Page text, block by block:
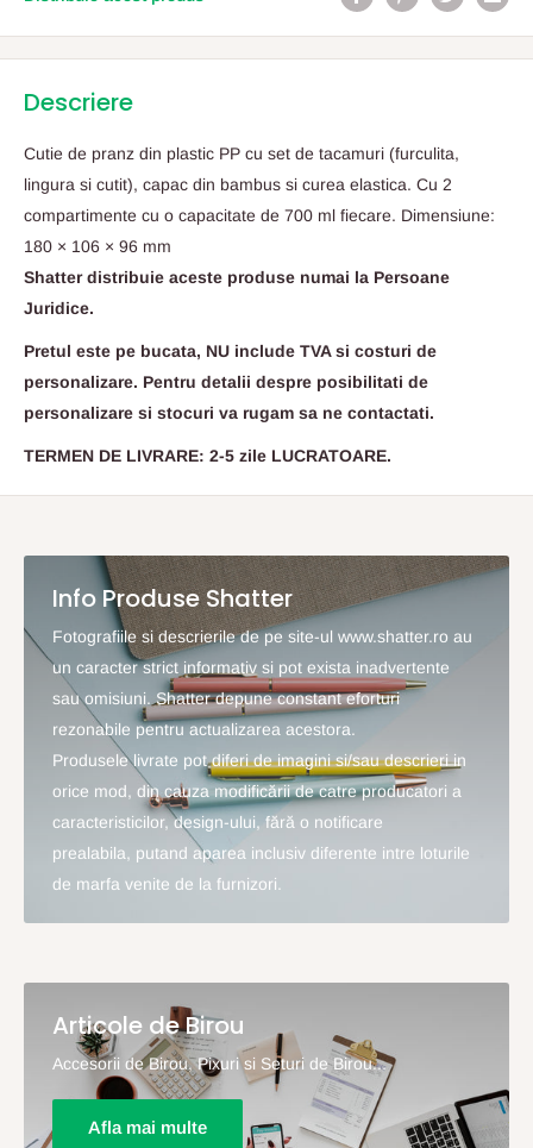
Descriere
Cutie de pranz din plastic PP cu set de tacamuri (furculita,
lingura si cutit), capac din bambus si curea elastica. Cu 2
compartimente cu o capacitate de 700 ml fiecare. Dimensiune:
180 × 106 × 96 mm
Shatter distribuie aceste produse numai la Persoane
Juridice.
Pretul este pe bucata, NU include TVA si costuri de
personalizare. Pentru detalii despre posibilitati de
personalizare si stocuri va rugam sa ne contactati.
TERMEN DE LIVRARE: 2-5 zile LUCRATOARE.
Info Produse Shatter
Fotografiile si descrierile de pe site-ul www.shatter.ro au
un caracter strict informativ si pot exista inadvertente
sau omisiuni. Shatter depune constant eforturi
rezonabile pentru actualizarea acestora.
Produsele livrate pot diferi de imagini si/sau descrieri in
orice mod, din cauza modificării de catre producatori a
caracteristicilor, design-ului, fără o notificare
prealabila, putand aparea inclusiv diferente intre loturile
de marfa venite de la furnizori.
Articole de Birou
Accesorii de Birou, Pixuri si Seturi de Birou...
Afla mai multe